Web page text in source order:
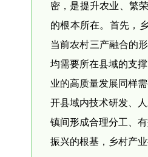
密，是提升农业、繁
的根本所在。首先，
当前农村三产融合的
均需要所在县域的支
业的高质量发展同样
开县域内技术研发、
镇间形成合理分工、
振兴的根基，乡村产